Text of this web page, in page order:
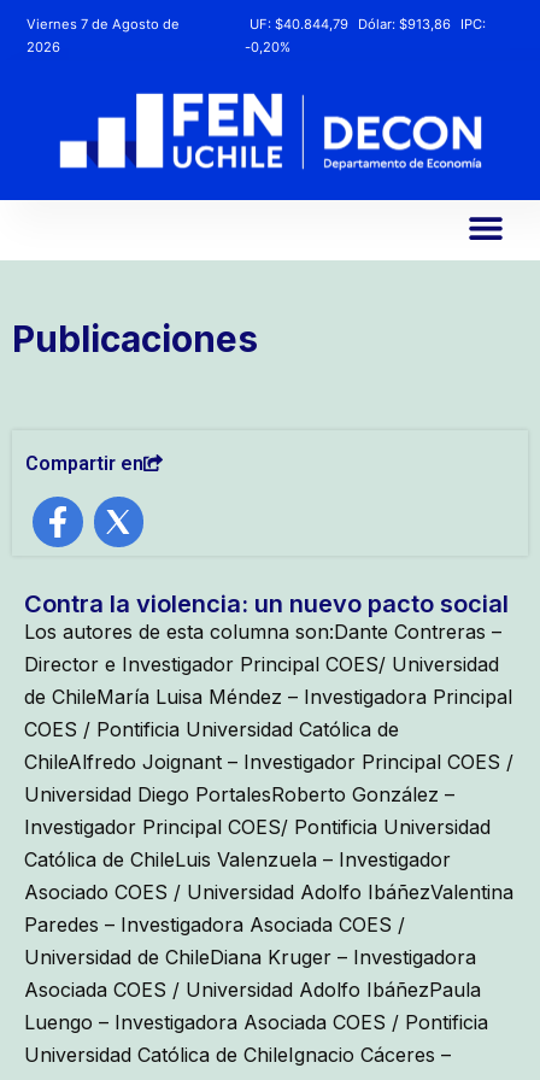
Viernes 7 de Agosto de
2026
UF: $40.844,79 Dólar: $913,86
IPC:
-0,20%
Publicaciones
Compartir en
Contra la violencia: un nuevo pacto social
Los autores de esta columna son:Dante Contreras –
Director e Investigador Principal COES/ Universidad
de ChileMaría Luisa Méndez – Investigadora Principal
COES / Pontificia Universidad Católica de
ChileAlfredo Joignant – Investigador Principal COES /
Universidad Diego PortalesRoberto González –
Investigador Principal COES/ Pontificia Universidad
Católica de ChileLuis Valenzuela – Investigador
Asociado COES / Universidad Adolfo IbáñezValentina
Paredes – Investigadora Asociada COES /
Universidad de ChileDiana Kruger – Investigadora
Asociada COES / Universidad Adolfo IbáñezPaula
Luengo – Investigadora Asociada COES / Pontificia
Universidad Católica de ChileIgnacio Cáceres –